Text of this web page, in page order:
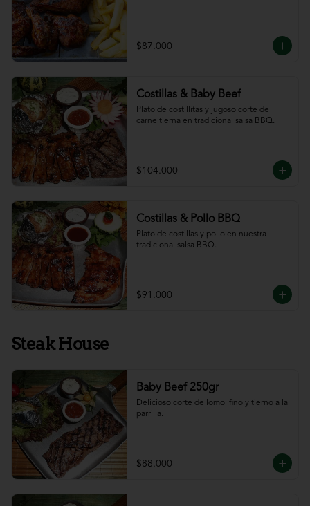
$87.000
Costillas & Baby Beef
Plato de costillitas y jugoso corte de
carne tierna en tradicional salsa BBQ.
$104.000
Costillas & Pollo BBQ
Plato de costillas y pollo en nuestra
tradicional salsa BBQ.
$91.000
Steak House
Baby Beef 250gr
Delicioso corte de lomo  fino y tierno a la
parrilla.
$88.000